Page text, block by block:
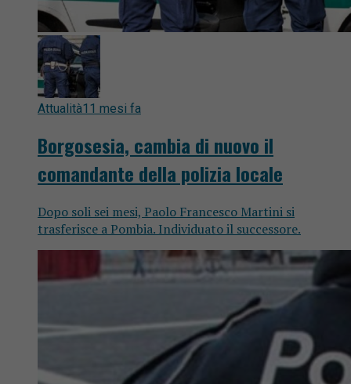
Attualità11 mesi fa
Borgosesia, cambia di nuovo il
comandante della polizia locale
Dopo soli sei mesi, Paolo Francesco Martini si
trasferisce a Pombia. Individuato il successore.